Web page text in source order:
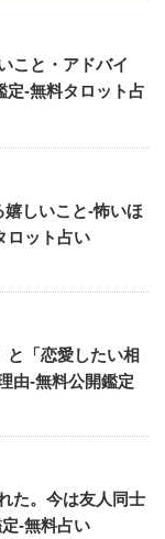
こと・アドバイ
定-無料タロット占
しいこと-怖いほ
ロット占い
と「恋愛したい相
由-無料公開鑑定
た。今は友人同士
-無料占い